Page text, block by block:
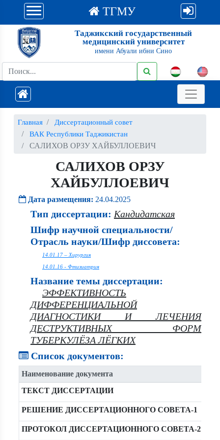
ТГМУ
Таджикский государственный
медицинский университет
имени Абуали ибни Сино
Главная
Диссертационный совет
ВАК Республики Таджикистан
САЛИХОВ ОРЗУ ХАЙБУЛЛОЕВИЧ
САЛИХОВ ОРЗУ
ХАЙБУЛЛОЕВИЧ
Дата размещения: 24.04.2025
Тип диссертации: Кандидатская
Шифр научной специальности/
Отрасль науки/Шифр диссовета:
14.01.17 – Хирургия
14.01.16 - Фтизиатрия
Название темы диссертации:
ЭФФЕКТИВНОСТЬ
ДИФФЕРЕНЦИАЛЬНОЙ
ДИАГНОСТИКИ И ЛЕЧЕНИЯ
ДЕСТРУКТИВНЫХ ФОРМ
ТУБЕРКУЛЁЗА ЛЁГКИХ
Список документов:
Наименование документа
ТЕКСТ ДИССЕРТАЦИИ
РЕШЕНИЕ ДИССЕРТАЦИОННОГО СОВЕТА-1
ПРОТОКОЛ ДИССЕРТАЦИОННОГО СОВЕТА-2